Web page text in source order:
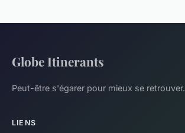
Globe Itinerants
Peut-être s'égarer pour mieux se retrouver.
LIENS